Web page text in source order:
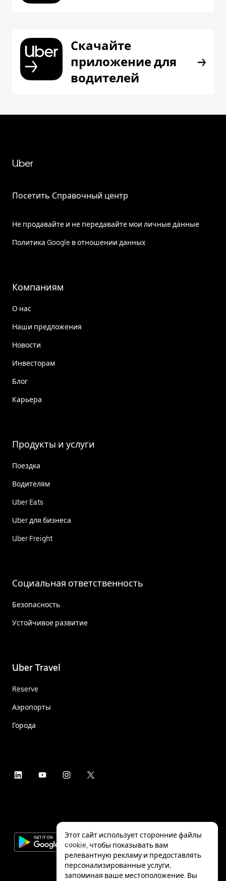
Скачайте
приложение для
водителей
Uber
Посетить Справочный центр
Не продавайте и не передавайте мои личные данные
Политика Google в отношении данных
Компаниям
О нас
Наши предложения
Новости
Инвесторам
Блог
Карьера
Продукты и услуги
Поездка
Водителям
Uber Eats
Uber для бизнеса
Uber Freight
Социальная ответственность
Безопасность
Устойчивое развитие
Uber Travel
Reserve
Аэропорты
Города
Этот сайт использует сторонние файлы
cookie, чтобы показывать вам
релевантную рекламу и предоставлять
персонализированные услуги,
запоминая ваше местоположение. Вы